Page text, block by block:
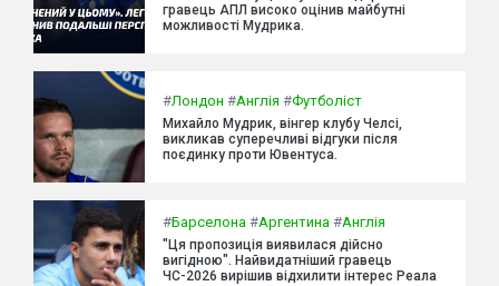
гравець АПЛ високо оцінив майбутні
можливості Мудрика.
#Лондон #Англія #Футболіст
Михайло Мудрик, вінгер клубу Челсі,
викликав суперечливі відгуки після
поєдинку проти Ювентуса.
#Барселона #Аргентина #Англія
"Ця пропозиція виявилася дійсно
вигідною". Найвидатніший гравець
ЧС-2026 вирішив відхилити інтерес Реала